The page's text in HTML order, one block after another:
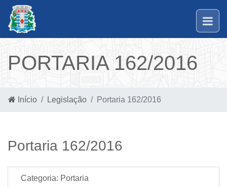
PORTARIA 162/2016
Início Legislação Portaria 162/2016
Portaria 162/2016
Categoria: Portaria